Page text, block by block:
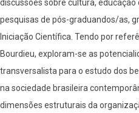
discussões sobre cultura,
pesquisas de pós-graduandos/as,
Iniciação Científica. Tendo por
Bourdieu, exploram-se as
transversalista para o estudo dos
na sociedade brasileira
dimensões estruturais da